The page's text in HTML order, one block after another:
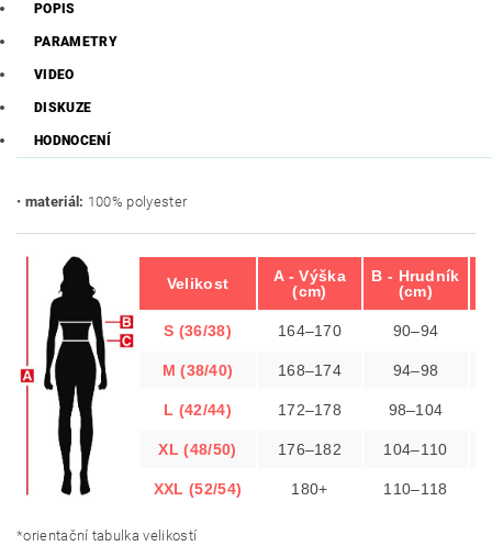
POPIS
PARAMETRY
VIDEO
DISKUZE
HODNOCENÍ
• materiál: 100% polyester
Velikost
A - Výška
(cm)
B - Hrudník
(cm)
S (36/38) 164–170 90–94
M (38/40) 168–174 94–98
L (42/44) 172–178 98–104
XL (48/50) 176–182 104–110
XXL (52/54) 180+ 110–118
*orientační tabulka velikostí